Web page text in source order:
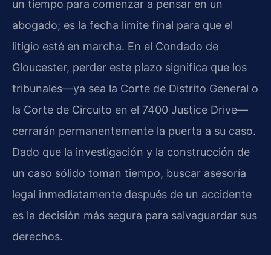
un tiempo para comenzar a pensar en un
abogado; es la fecha límite final para que el
litigio esté en marcha. En el Condado de
Gloucester, perder este plazo significa que los
tribunales—ya sea la Corte de Distrito General o
la Corte de Circuito en el 7400 Justice Drive—
cerrarán permanentemente la puerta a su caso.
Dado que la investigación y la construcción de
un caso sólido toman tiempo, buscar asesoría
legal inmediatamente después de un accidente
es la decisión más segura para salvaguardar sus
derechos.